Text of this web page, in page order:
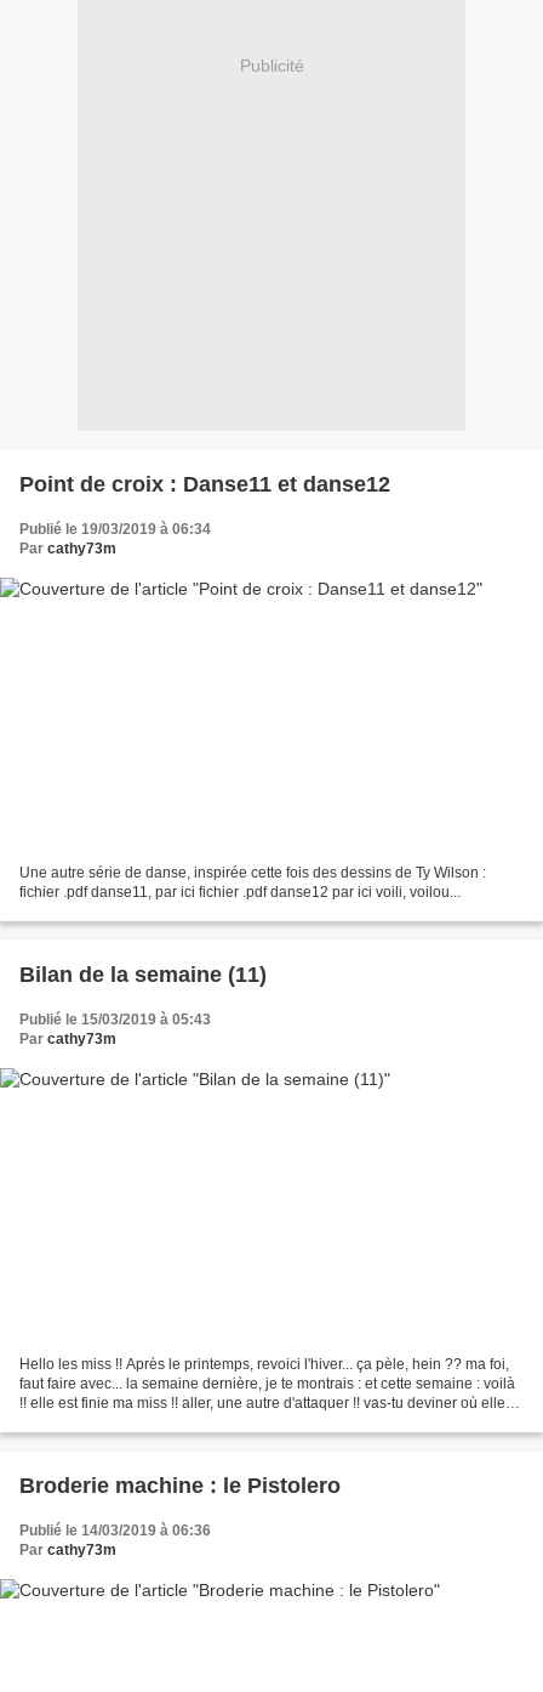
Publicité
Point de croix : Danse11 et danse12
Publié le 19/03/2019 à 06:34
Par cathy73m
Une autre série de danse, inspirée cette fois des dessins de Ty Wilson :
fichier .pdf danse11, par ici fichier .pdf danse12 par ici voili, voilou...
Bilan de la semaine (11)
Publié le 15/03/2019 à 05:43
Par cathy73m
Hello les miss !! Après le printemps, revoici l'hiver... ça pèle, hein ?? ma foi,
faut faire avec... la semaine dernière, je te montrais : et cette semaine : voilà
!! elle est finie ma miss !! aller, une autre d'attaquer !! vas-tu deviner où elle
Broderie machine : le Pistolero
Publié le 14/03/2019 à 06:36
Par cathy73m